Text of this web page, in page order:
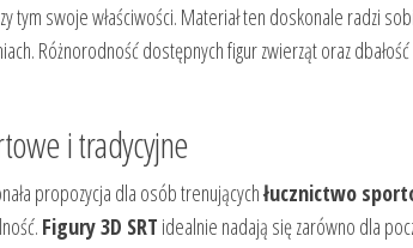
tym swoje właściwości. Materiał ten doskonale radzi
Różnorodność dostępnych figur zwierząt oraz
i tradycyjne
propozycja dla osób trenującychłucznictwo
Figury 3D SRT idealnie nadają się zarówno dla